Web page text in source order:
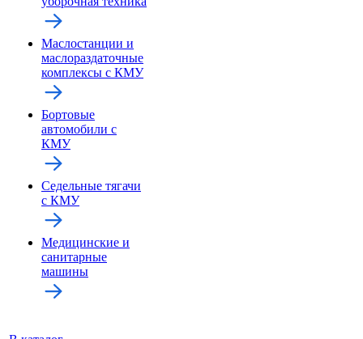
Маслостанции и
маслораздаточные
комплексы с КМУ
Бортовые
автомобили с
КМУ
Седельные тягачи
с КМУ
Медицинские и
санитарные
машины